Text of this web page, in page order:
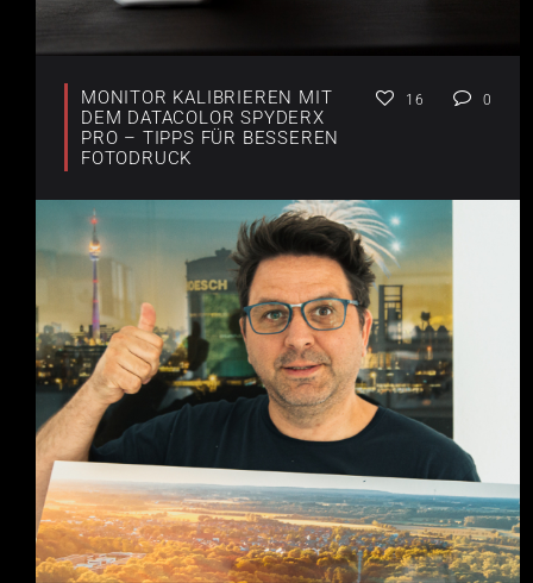
MONITOR KALIBRIEREN MIT
DEM DATACOLOR SPYDERX
PRO – TIPPS FÜR BESSEREN
FOTODRUCK
16 0